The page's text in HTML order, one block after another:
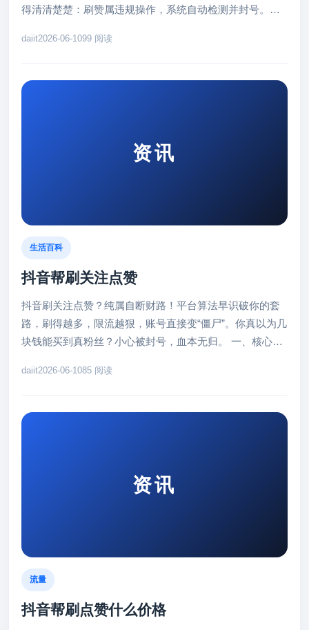
得清清楚楚：刷赞属违规操作，系统自动检测并封号。去
daiit2026-06-1099 阅读
资讯
生活百科
抖音帮刷关注点赞
抖音刷关注点赞？纯属自断财路！平台算法早识破你的套
路，刷得越多，限流越狠，账号直接变“僵尸”。你真以为几
块钱能买到真粉丝？小心被封号，血本无归。 一、核心痛
daiit2026-06-1085 阅读
资讯
流量
抖音帮刷点赞什么价格